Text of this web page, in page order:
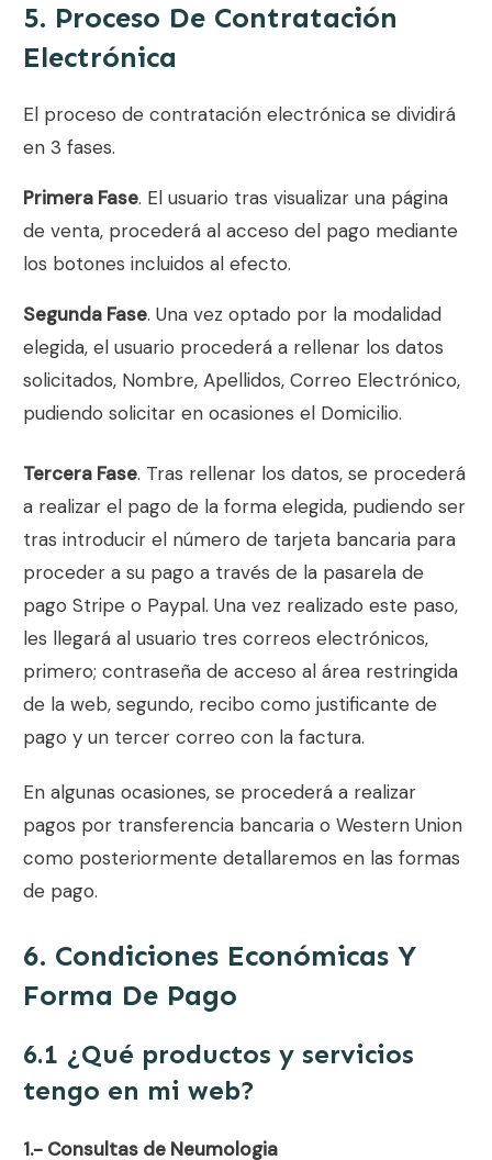
5. Proceso De Contratación
Electrónica
El proceso de contratación electrónica se dividirá
en 3 fases.
Primera Fase. El usuario tras visualizar una página
de venta, procederá al acceso del pago mediante
los botones incluidos al efecto.
Segunda Fase. Una vez optado por la modalidad
elegida, el usuario procederá a rellenar los datos
solicitados, Nombre, Apellidos, Correo Electrónico,
pudiendo solicitar en ocasiones el Domicilio.
Tercera Fase. Tras rellenar los datos, se procederá
a realizar el pago de la forma elegida, pudiendo ser
tras introducir el número de tarjeta bancaria para
proceder a su pago a través de la pasarela de
pago Stripe o Paypal. Una vez realizado este paso,
les llegará al usuario tres correos electrónicos,
primero; contraseña de acceso al área restringida
de la web, segundo, recibo como justificante de
pago y un tercer correo con la factura.
En algunas ocasiones, se procederá a realizar
pagos por transferencia bancaria o Western Union
como posteriormente detallaremos en las formas
de pago.
6. Condiciones Económicas Y
Forma De Pago
6.1 ¿Qué productos y servicios
tengo en mi web?
1.- Consultas de Neumologia